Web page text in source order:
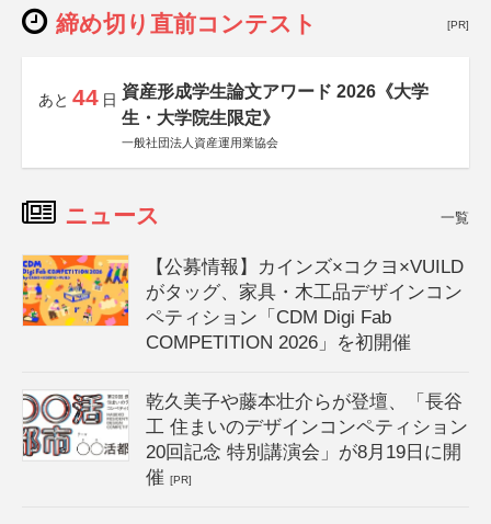
締め切り直前コンテスト [PR]
あと 44 日 資産形成学生論文アワード 2026《大学
生・大学院生限定》
一般社団法人資産運用業協会
ニュース 一覧
【公募情報】カインズ×コクヨ×VUILD
がタッグ、家具・木工品デザインコン
ペティション「CDM Digi Fab
COMPETITION 2026」を初開催
乾久美子や藤本壮介らが登壇、「長谷
工 住まいのデザインコンペティション
20回記念 特別講演会」が8月19日に開
催[PR]